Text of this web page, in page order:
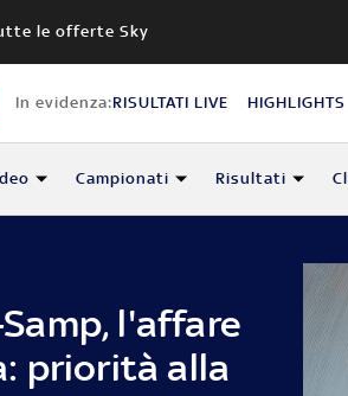
le offerte Sky
In evidenza:RISULTATI LIVE HIGHLIGHTS
Campionati Risultati
l'affare
priorità alla